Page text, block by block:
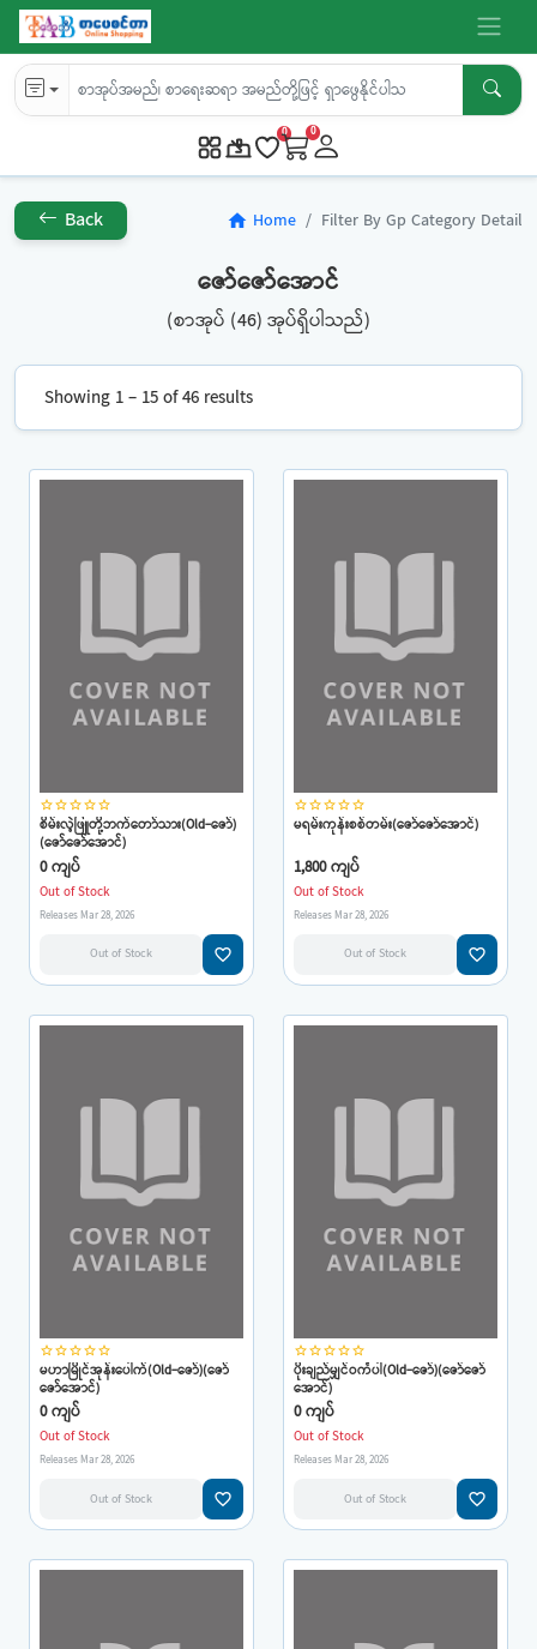
0 0
Back home Home Filter By Gp Category Detail
ဇော်ဇော်အောင်
(စာအုပ် (46) အုပ်ရှိပါသည်)
Showing 1 – 15 of 46 results
star_borderstar_borderstar_borderstar_borderstar_border
စိမ်းလဲ့ဖြူတို့ဘက်တော်သား(Old-ဇော်)
(ဇော်ဇော်အောင်)
0 ကျပ်
Out of Stock
Releases Mar 28, 2026
Out of Stock favorite_border
star_borderstar_borderstar_borderstar_borderstar_border
မရမ်းကုန်းစစ်တမ်း(ဇော်ဇော်အောင်)
1,800 ကျပ်
Out of Stock
Releases Mar 28, 2026
Out of Stock favorite_border
star_borderstar_borderstar_borderstar_borderstar_border
မဟာမြိုင်အုန်းပေါက်(Old-ဇော်)(ဇော်
ဇော်အောင်)
0 ကျပ်
Out of Stock
Releases Mar 28, 2026
Out of Stock favorite_border
star_borderstar_borderstar_borderstar_borderstar_border
ပိုးချည်မျှင်ဝင်္ကပါ(Old-ဇော်)(ဇော်ဇော်
အောင်)
0 ကျပ်
Out of Stock
Releases Mar 28, 2026
Out of Stock favorite_border